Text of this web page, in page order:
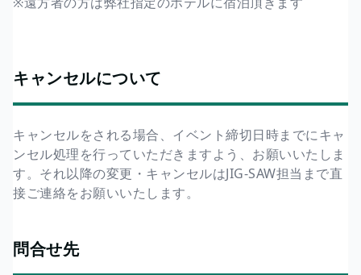
キャンセルについて
キャンセルをされる場合、イベント締切日時までにキャ
ンセル処理を行っていただきますよう、お願いいたしま
す。それ以降の変更・キャンセルはJIG-SAW担当まで直
接ご連絡をお願いいたします。
問合せ先